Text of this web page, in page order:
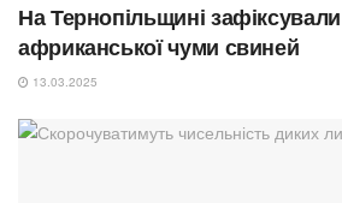
На Тернопільщині
африканської чуми свиней
13.03.2025